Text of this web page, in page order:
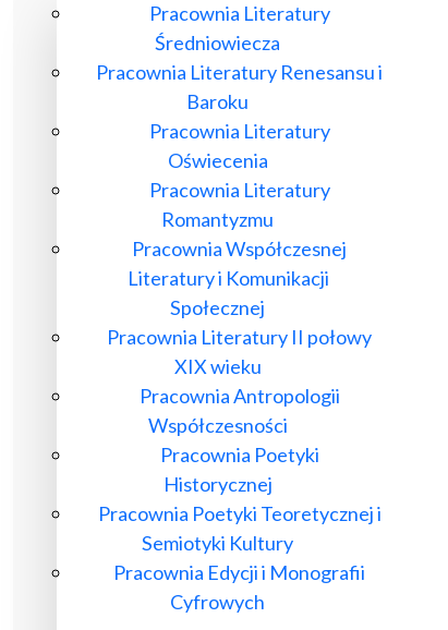
Pracownia Literatury
Średniowiecza
Pracownia Literatury Renesansu i
Baroku
Pracownia Literatury
Oświecenia
Pracownia Literatury
Romantyzmu
Pracownia Współczesnej
Literatury i Komunikacji
Społecznej
Pracownia Literatury II połowy
XIX wieku
Pracownia Antropologii
Współczesności
Pracownia Poetyki
Historycznej
Pracownia Poetyki Teoretycznej i
Semiotyki Kultury
Pracownia Edycji i Monografii
Cyfrowych